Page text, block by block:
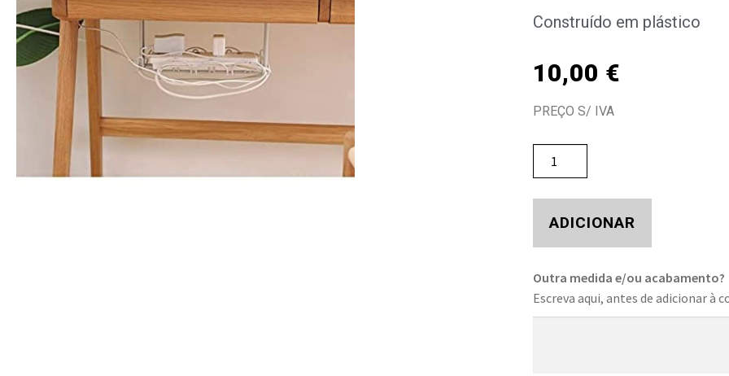
Construído em plástico
10,00 €
PREÇO S/ IVA
ADICIONAR
Outra medida e/ou acabamento?
Escreva aqui, antes de adicionar à